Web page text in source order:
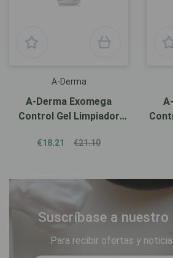
A-Derma
A-Derma Exomega
Control Gel Limpiador
€18.21 €21.10
Suscríbase a
Para recibir ofertas y